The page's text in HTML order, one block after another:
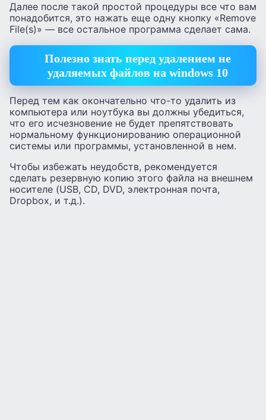
Далее после такой простой процедуры все что вам
понадобится, это нажать еще одну кнопку «Remove
File(s)» — все остальное программа сделает сама.
Полезно знать перед удалением не
удаляемых файлов на windows 10
Перед тем как окончательно что-то удалить из
компьютера или ноутбука вы должны убедиться,
что его исчезновение не будет препятствовать
нормальному функционированию операционной
системы или программы, установленной в нем.
Чтобы избежать неудобств, рекомендуется
сделать резервную копию этого файла на внешнем
носителе (USB, CD, DVD, электронная почта,
Dropbox, и т.д.).